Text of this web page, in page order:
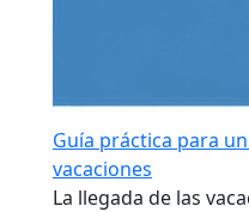
Guía práctica para
vacaciones
La llegada de las